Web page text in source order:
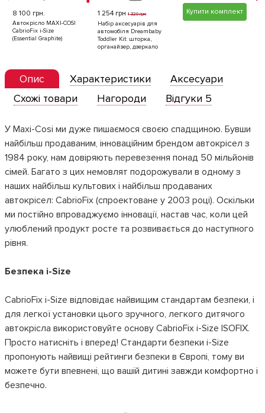
8 100 грн.
Автокрісло MAXI-COSI
CabrioFix i-Size
(Essential Graphite)
1 254 грн1 320 грн
Набір аксесуарів для
автомобіля Dreambaby
Toddler Kit: шторка,
органайзер, дзеркало
Купити комплект
Опис Характеристики
Аксесуари
Схожі товари
Нагороди Відгуки 5
У Maxi-Cosi ми дуже пишаємося своєю спадщиною. Бувши
найбільш продаваним, інноваційним брендом автокрісел з
1984 року, нам довіряють перевезення понад 50 мільйонів
сімей. Багато з цих немовлят подорожували в одному з
наших найбільш культових і найбільш продаваних
автокрісел: CabrioFix (спроектоване у 2003 році). Оскільки
ми постійно впроваджуємо інновації, настав час, коли цей
улюблений продукт росте та розвивається до наступного
рівня.
Безпека i-Size
CabrioFix i-Size відповідає найвищим стандартам безпеки, і
для легкої установки цього зручного, легкого дитячого
автокрісла використовуйте основу CabrioFix i-Size ISOFIX.
Просто натисніть і вперед! Стандарти безпеки i-Size
пропонують найвищі рейтинги безпеки в Європі, тому ви
можете бути впевнені, що вашій дитині завжди комфортно і
безпечно.